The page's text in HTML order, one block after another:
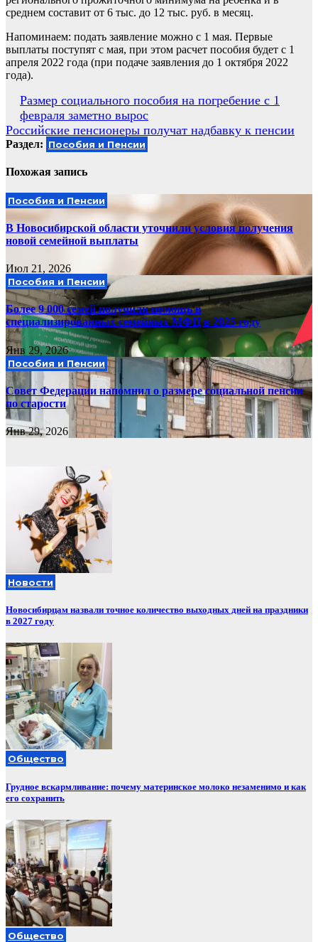
среднем составит от 6 тыс. до 12 тыс. руб. в месяц.
Напоминаем: подать заявление можно с 1 мая. Первые
выплаты поступят с мая, при этом расчет пособия будет с 1
апреля 2022 года (при подаче заявления до 1 октября 2022
года).
Навигация
по
записям
Размер социального пособия на погребение с 1
февраля заметно вырос
Российские пенсионеры получат надбавку к пенсии
Раздел: Пособия и Пенсии
Похожая запись
Пособия и Пенсии
В Новосибирской области уточнили условия получения
новой семейной выплаты
Июл 21, 2026
Пособия и Пенсии
Более 9 000 семей получили помощь в
специализированных семейных МФЦ в 2025 году
Янв 29, 2026
Пособия и Пенсии
Совет Федерации напомнил о размере социальной пенсии
по старости
Янв 29, 2026
Новости
Новосибирцам назвали точное количество выходных дней на праздники
в 2027 году
Общество
Грудное вскармливание: почему материнское молоко незаменимо и как
его сохранить
Общество